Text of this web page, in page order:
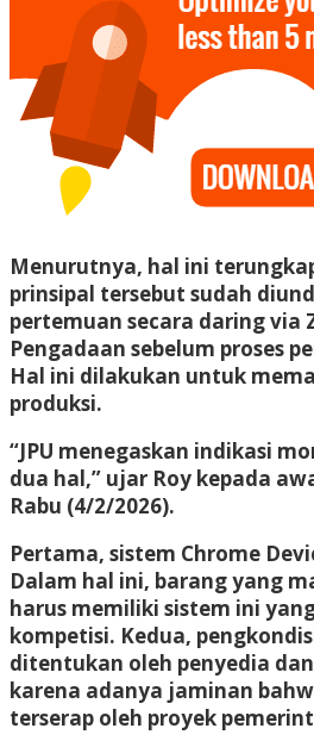
Menurutnya, hal ini
prinsipal tersebut sudah
pertemuan secara daring via
Pengadaan sebelum proses
Hal ini dilakukan untuk
produksi.
“JPU menegaskan indikasi
dua hal,” ujar Roy kepada
Rabu (4/2/2026).
Pertama, sistem Chrome
Dalam hal ini, barang yang
harus memiliki sistem ini
kompetisi. Kedua,
ditentukan oleh penyedia
karena adanya jaminan
terserap oleh proyek